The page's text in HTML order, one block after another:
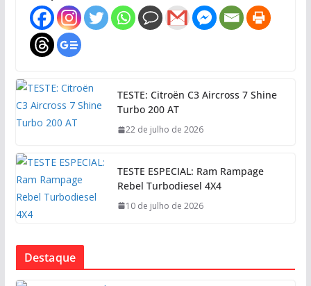
TESTE: Citroën C3 Aircross 7 Shine
Turbo 200 AT
22 de julho de 2026
TESTE ESPECIAL: Ram Rampage
Rebel Turbodiesel 4X4
10 de julho de 2026
Destaque